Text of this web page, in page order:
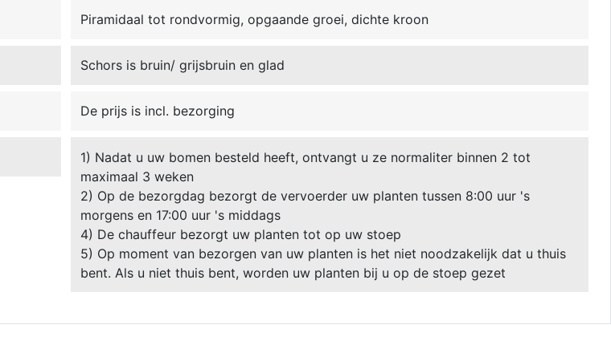
Piramidaal tot rondvormig, opgaande groei, dichte kroon
Schors is bruin/ grijsbruin en glad
De prijs is incl. bezorging
1) Nadat u uw bomen besteld heeft, ontvangt u ze normaliter binnen 2 tot
maximaal 3 weken
2) Op de bezorgdag bezorgt de vervoerder uw planten tussen 8:00 uur 's
morgens en 17:00 uur 's middags
4) De chauffeur bezorgt uw planten tot op uw stoep
5) Op moment van bezorgen van uw planten is het niet noodzakelijk dat u thuis
bent. Als u niet thuis bent, worden uw planten bij u op de stoep gezet